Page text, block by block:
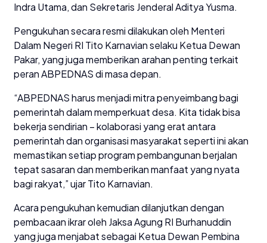
Indra Utama, dan Sekretaris Jenderal Aditya Yusma.
Pengukuhan secara resmi dilakukan oleh Menteri
Dalam Negeri RI Tito Karnavian selaku Ketua Dewan
Pakar, yang juga memberikan arahan penting terkait
peran ABPEDNAS di masa depan.
“ABPEDNAS harus menjadi mitra penyeimbang bagi
pemerintah dalam memperkuat desa. Kita tidak bisa
bekerja sendirian – kolaborasi yang erat antara
pemerintah dan organisasi masyarakat seperti ini akan
memastikan setiap program pembangunan berjalan
tepat sasaran dan memberikan manfaat yang nyata
bagi rakyat,” ujar Tito Karnavian.
Acara pengukuhan kemudian dilanjutkan dengan
pembacaan ikrar oleh Jaksa Agung RI Burhanuddin
yang juga menjabat sebagai Ketua Dewan Pembina